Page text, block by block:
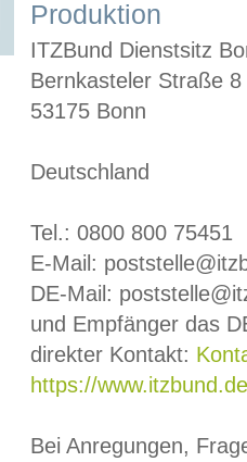
Produktion
ITZBund Dienstsitz
Bernkasteler Straße 8
53175 Bonn
Deutschland
Tel.: 0800 800 75451
E-Mail:
DE-Mail:
und Empfänger das
direkter Kontakt:
https://
Bei Anregungen,